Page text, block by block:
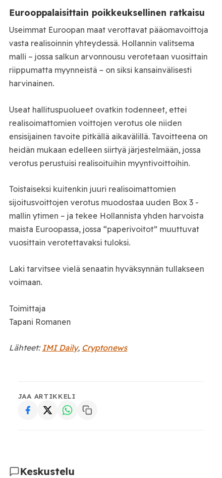
Eurooppalaisittain poikkeuksellinen ratkaisu
Useimmat Euroopan maat verottavat pääomavoittoja
vasta realisoinnin yhteydessä. Hollannin valitsema
malli – jossa salkun arvonnousu verotetaan vuosittain
riippumatta myynneistä – on siksi kansainvälisesti
harvinainen.
Useat hallituspuolueet ovatkin todenneet, ettei
realisoimattomien voittojen verotus ole niiden
ensisijainen tavoite pitkällä aikavälillä. Tavoitteena on
heidän mukaan edelleen siirtyä järjestelmään, jossa
verotus perustuisi realisoituihin myyntivoittoihin.
Toistaiseksi kuitenkin juuri realisoimattomien
sijoitusvoittojen verotus muodostaa uuden Box 3 -
mallin ytimen – ja tekee Hollannista yhden harvoista
maista Euroopassa, jossa “paperivoitot” muuttuvat
vuosittain verotettavaksi tuloksi.
Laki tarvitsee vielä senaatin hyväksynnän tullakseen
voimaan.
Toimittaja
Tapani Romanen
Lähteet: IMI Daily, Cryptonews
JAA ARTIKKELI
Keskustelu